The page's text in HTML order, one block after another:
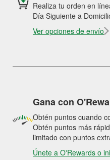
Realiza tu orden en
Día Siguiente a
Ver opciones de envío
Gana con
Obtén puntos cuando
Obtén puntos más
limitado con puntos
Únete a O'Rewards o